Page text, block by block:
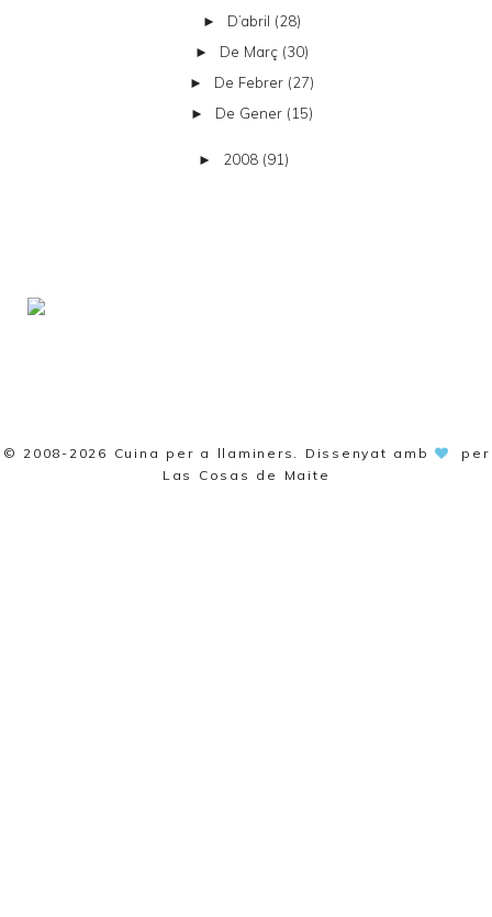
► D’abril (28)
► De Març (30)
► De Febrer (27)
► De Gener (15)
► 2008 (91)
© 2008-2026 Cuina per a llaminers . Dissenyat amb
per
Las Cosas de Maite